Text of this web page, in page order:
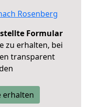
Rosenberg
Formular
zu erhalten, bei
transparent
erhalten